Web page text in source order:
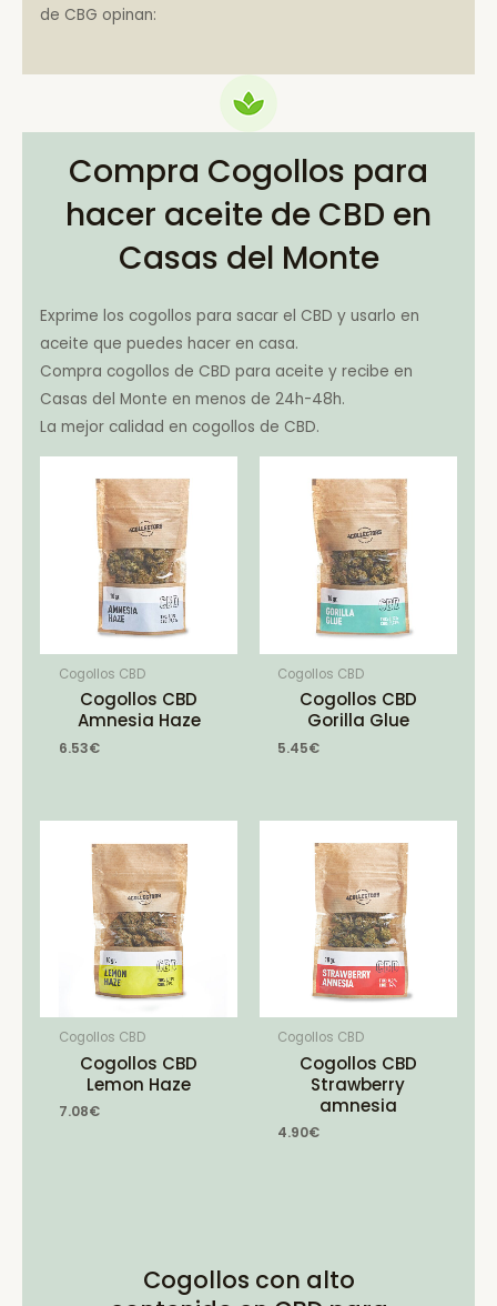
de CBG opinan:
Compra Cogollos para
hacer aceite de CBD en
Casas del Monte
Exprime los cogollos para sacar el CBD y usarlo en
aceite que puedes hacer en casa.
Compra cogollos de CBD para aceite y recibe en
Casas del Monte en menos de 24h-48h.
La mejor calidad en cogollos de CBD.
Cogollos CBD
Cogollos CBD
Amnesia Haze
6.53€
Cogollos CBD
Cogollos CBD
Gorilla Glue
5.45€
Cogollos CBD
Cogollos CBD
Lemon Haze
7.08€
Cogollos CBD
Cogollos CBD
Strawberry
amnesia
4.90€
Cogollos con alto